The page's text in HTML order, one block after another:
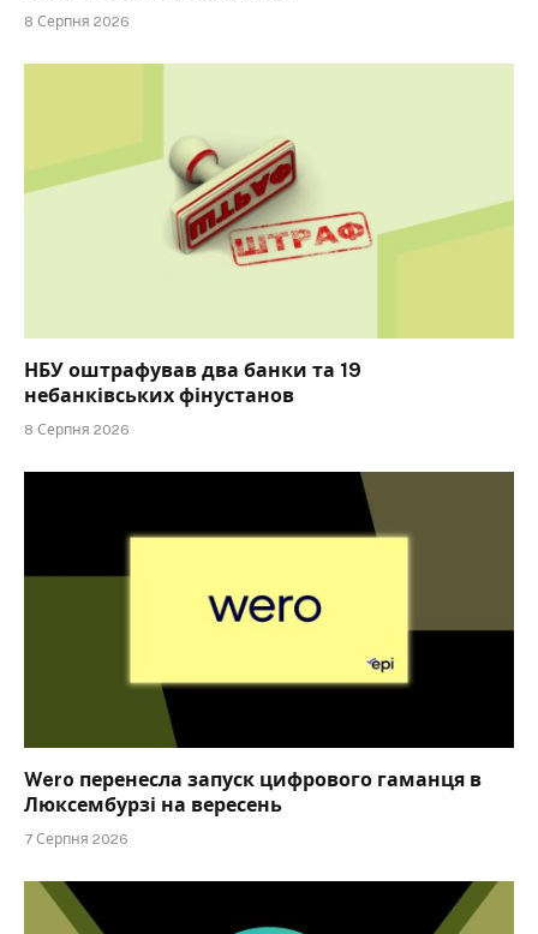
8 Серпня 2026
НБУ оштрафував два банки та 19
небанківських фінустанов
8 Серпня 2026
Wero перенесла запуск цифрового гаманця в
Люксембурзі на вересень
7 Серпня 2026